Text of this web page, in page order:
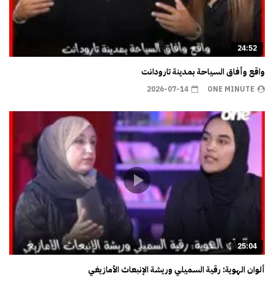
24:52
واقع وأفاق السياحة بمدينة تارودانت
ONE MINUTE
2026-07-14
25:04
ألوان الهوية: رقية السميلي وريشة الإنبعاث الأمازيغي